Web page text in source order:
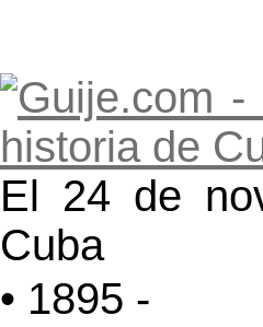
El 24 de
Cuba
• 1895 -